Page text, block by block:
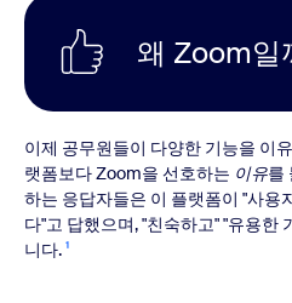
왜 Zoom일
이제 공무원들이 다양한 기능을 이
랫폼보다 Zoom을 선호하는 이유를
하는 응답자들은 이 플랫폼이 "사용
다"고 답했으며, "친숙하고" "유용한
니다.¹